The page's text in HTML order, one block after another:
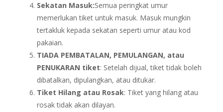
Sekatan Masuk:Semua peringkat umur
memerlukan tiket untuk masuk. Masuk mungkin
tertakluk kepada sekatan seperti umur atau kod
pakaian.
TIADA PEMBATALAN, PEMULANGAN, atau
PENUKARAN tiket: Setelah dijual, tiket tidak boleh
dibatalkan, dipulangkan, atau ditukar.
Tiket Hilang atau Rosak: Tiket yang hilang atau
rosak tidak akan dilayan.